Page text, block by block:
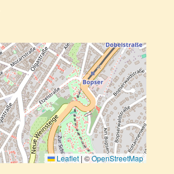
Leaflet | ©OpenStreetMap